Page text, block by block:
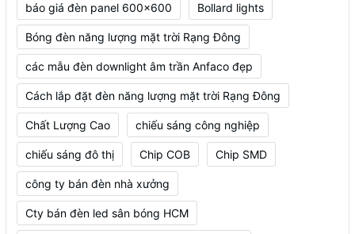
báo giá đèn panel 600x600 Bollard lights
Bóng đèn năng lượng mặt trời Rạng Đông
các mẫu đèn downlight âm trần Anfaco đẹp
Cách lắp đặt đèn năng lượng mặt trời Rạng Đông
Chất Lượng Cao chiếu sáng công nghiệp
chiếu sáng đô thị Chip COB Chip SMD
công ty bán đèn nhà xưởng
Cty bán đèn led sân bóng HCM